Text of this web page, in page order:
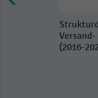
(2016-